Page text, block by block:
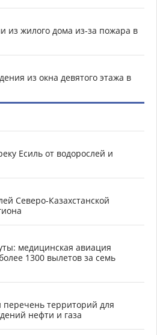
из жилого дома из-за пожара в
из окна девятого этажа в
Есиль от водорослей и
Северо-Казахстанской
медицинская авиация
1300 вылетов за семь
перечень территорий для
нефти и газа